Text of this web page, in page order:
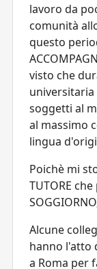
lavoro da
comunità
questo
visto che
soggetti al
al massimo
lingua
Poichè mi
TUTORE
Alcune
hanno l'atto
a Roma per